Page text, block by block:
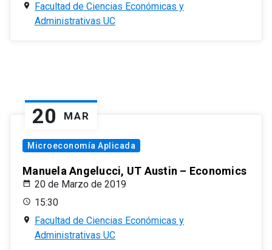
Facultad de Ciencias Económicas y
Administrativas UC
20 MAR
Microeconomía Aplicada
Manuela Angelucci, UT Austin – Economics
20 de Marzo de 2019
15:30
Facultad de Ciencias Económicas y
Administrativas UC